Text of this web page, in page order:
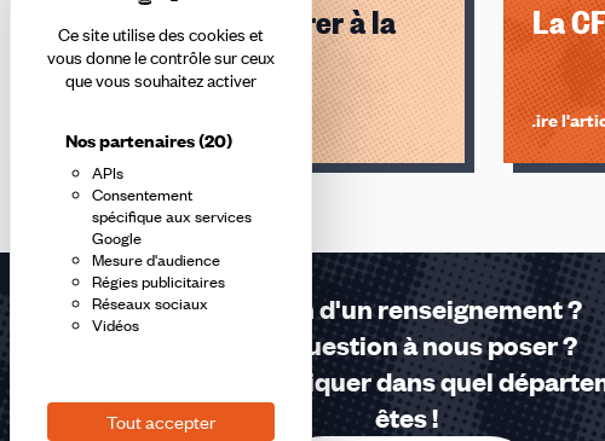
Ce site utilise des cookies et
vous donne le contrôle sur ceux
que vous souhaitez activer
Nos partenaires(20)
APIs
Consentement
spécifique aux services
Google
Mesure d'audience
Régies publicitaires
Réseaux sociaux
Vidéos
Tout accepter
Pour quoi adhérer à la
CFDT ?
La
Lire
Besoin d'un renseignement ?
Une question à nous poser ?
Pensez à nous indiquer dans quel
êtes !